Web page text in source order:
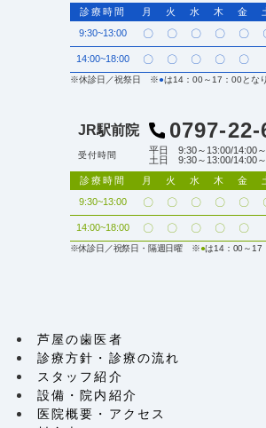
診療時間
月 火 水 木 金
9:30~13:00
〇 〇 〇 〇 〇
14:00~18:00 〇 〇 〇 〇 〇
※休診日／祝祭日 ※●は14：00～17：00とな
JR駅前院 0797-22-
受付時間
平日 9:30～13:00/14:00
土日 9:30～13:00/14:00
診療時間
月 火 水 木 金
9:30~13:00
〇 〇 〇 〇 〇
14:00~18:00 〇 〇 〇 〇 〇
※休診日／祝祭日・隔週日曜 ※●は14：00～17
芦屋の歯医者
診療方針・診療の流れ
スタッフ紹介
設備・院内紹介
医院概要・アクセス